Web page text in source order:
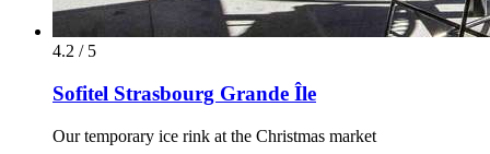
4.2 / 5
Sofitel Strasbourg Grande Île
Our temporary ice rink at the Christmas market